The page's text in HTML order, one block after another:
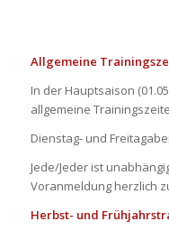
Allgemeine
In der Hauptsaison
allgemeine
Dienstag- und
Jede/Jeder ist
Voranmeldung herzlich
Herbst- und